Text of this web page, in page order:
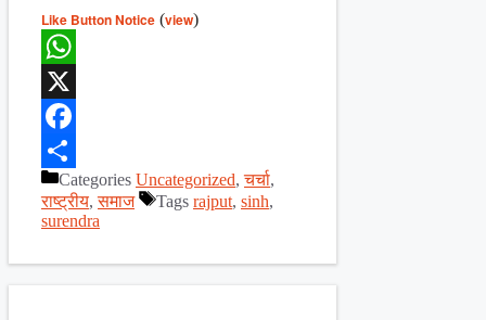
Like Button Notice (view)
WhatsApp
X
Facebook
ShareCategories Uncategorized,चर्चा,
राष्ट्रीय,समाज Tags rajput, sinh,
surendra